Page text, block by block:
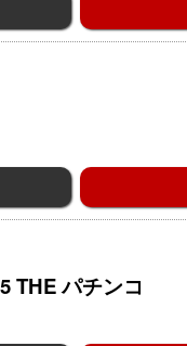
THE パチンコ